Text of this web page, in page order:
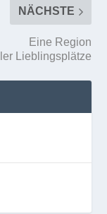
NÄCHSTE
Eine Region
Lieblingsplätze